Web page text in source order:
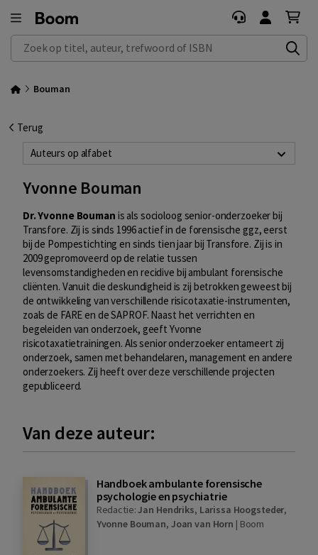
Zoek op titel, auteur, trefwoord of ISBN
Bouman
Terug
Auteurs op alfabet
Yvonne Bouman
Dr. Yvonne Bouman is als socioloog senior-onderzoeker bij
Transfore. Zij is sinds 1996 actief in de forensische ggz, eerst
bij de Pompestichting en sinds tien jaar bij Transfore. Zij is in
2009 gepromoveerd op de relatie tussen
levensomstandigheden en recidive bij ambulant forensische
cliënten. Vanuit die deskundigheid is zij betrokken geweest bij
de ontwikkeling van verschillende risicotaxatie-instrumenten,
zoals de FARE en de SAPROF. Naast het verrichten en
begeleiden van onderzoek, geeft Yvonne
risicotaxatietrainingen. Als senior onderzoeker entameert zij
onderzoek, samen met behandelaren, management en andere
onderzoekers. Zij heeft over deze verschillende projecten
gepubliceerd.
Van deze auteur:
Handboek ambulante forensische
psychologie en psychiatrie
Redactie:Jan Hendriks, Larissa Hoogsteder,
Yvonne Bouman, Joan van Horn | Boom